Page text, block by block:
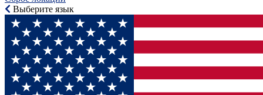
Выберите язык